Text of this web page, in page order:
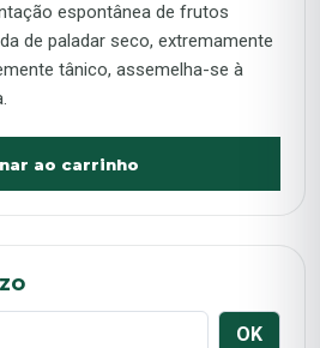
espontânea de frutos
de paladar seco, extremamente
tânico, assemelha-se à
ao carrinho
OK